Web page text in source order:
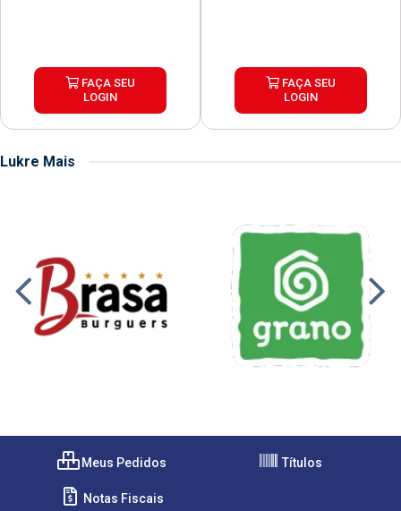
FAÇA SEU
LOGIN
FAÇA SEU
LOGIN
Lukre Mais
Meus Pedidos Títulos
Notas Fiscais